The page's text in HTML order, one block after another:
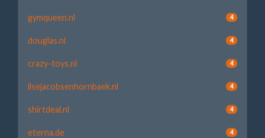
gymqueen.nl 4
douglas.nl 4
crazy-toys.nl 4
ilsejacobsenhornbaek.nl 4
shirtdeal.nl 4
eterna.de 4